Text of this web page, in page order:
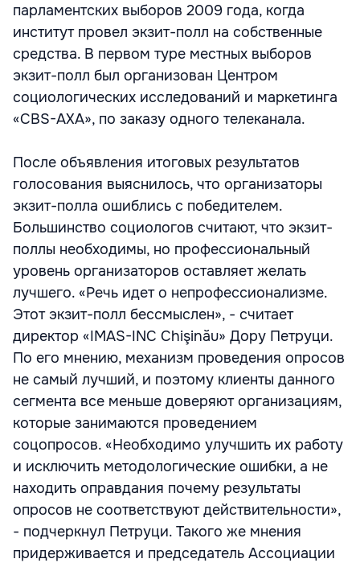
парламентских выборов 2009 года, когда
институт провел экзит-полл на собственные
средства. В первом туре местных выборов
экзит-полл был организован Центром
социологических исследований и маркетинга
«CBS-AXA», по заказу одного телеканала.
После объявления итоговых результатов
голосования выяснилось, что организаторы
экзит-полла ошиблись с победителем.
Большинство социологов считают, что экзит-
поллы необходимы, но профессиональный
уровень организаторов оставляет желать
лучшего. «Речь идет о непрофессионализме.
Этот экзит-полл бессмыслен», - считает
директор «IMAS-INC Chişinău» Дору Петруци.
По его мнению, механизм проведения опросов
не самый лучший, и поэтому клиенты данного
сегмента все меньше доверяют организациям,
которые занимаются проведением
соцопросов. «Необходимо улучшить их работу
и исключить методологические ошибки, а не
находить оправдания почему результаты
опросов не соответствуют действительности»,
- подчеркнул Петруци. Такого же мнения
придерживается и председатель Ассоциации